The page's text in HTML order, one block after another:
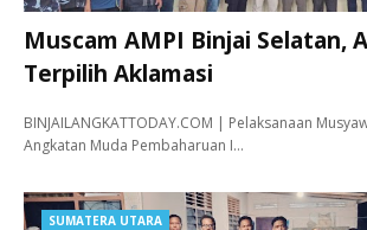
Muscam AMPI Binjai Selatan,
Terpilih Aklamasi
BINJAILANGKATTODAY.COM | Pelaksanaan
Angkatan Muda Pembaharuan I…
SUMATERA UTARA